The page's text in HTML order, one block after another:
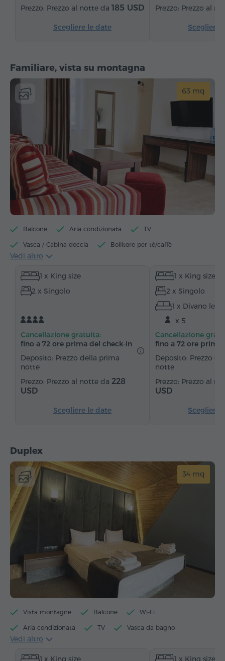
Prezzo al notte da 185 USD
Scegliere le date
Prezzo al
Scegliere
Familiare, vista su montagna
63 mq
Balcone Aria condizionata TV
Vasca / Cabina doccia Bollitore per tè/caffè
Bollitore elettrico
Asciugamani Pantofole
Asciugacapelli
Zona salotto
Tavolo Sveglia
Servizio sveglia Pavimenti in parquet Frigorifero
Acqua in bottiglia Tè/Caffè
Vedi altro
1 x King size
2 x Singolo
Cancellazione gratuita:
fino a 72 ore prima del check‑in
Deposito: Prezzo della prima
notte
Prezzo al notte da 228
USD
Scegliere le date
1 x King size
2 x Singolo
1 x Divano letto
x 5
Cancellazione
fino a 72 ore prima
Deposito: Prezzo
notte
Prezzo al
USD
Scegliere
Duplex
34 mq
Vista montagne Balcone Wi-Fi
Aria condizionata TV Vasca da bagno
Cabina doccia
Accesso alla sauna Accesso alla vasca idromassaggio
Vedi altro
1 x King size 1 x King size